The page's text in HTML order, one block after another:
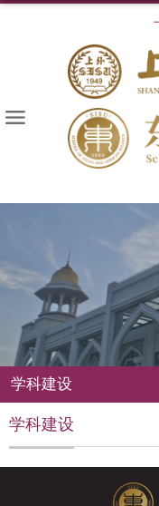
学科建设
学科建设